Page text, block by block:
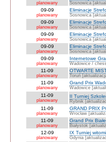
planowany Sosnowica
09-09
planowany
Eliminacje
Sosnowica
09-09
planowany
Eliminacje
Sosnowica
09-09
planowany
Eliminacje
Sosnowica
09-09
planowany
Eliminacje
Sosnowica
09-09
planowany
Internetowe
Wadowice /
11-09
planowany
OTWARTE
Toruń
11-09
planowany
Grand Prix
Wadowice
11-09
planowany
II Turniej
Rybnik
11-09
planowany
GRAND PRIX
Wrocław
11-09
planowany
Grand Prix
Białystok
12-09
planowany
IX Turniej
Gdynia